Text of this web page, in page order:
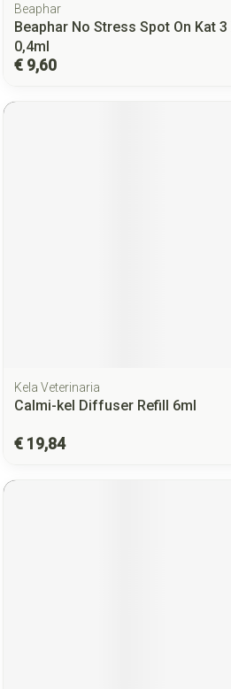
Beaphar
Beaphar No Stress Spot On Kat 3
0,4ml
€ 9,60
Kela Veterinaria
Calmi-kel Diffuser Refill 6ml
€ 19,84